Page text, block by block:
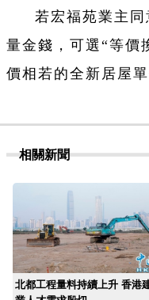
若宏福苑業主
量金錢，可選“等價
價相若的全新居屋單
相關新聞
北都工程量料持續上升 香港